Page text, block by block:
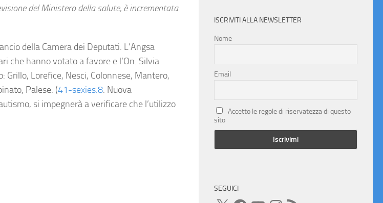
del Ministero della salute, è incrementata
della Camera dei Deputati. L’Angsa
che hanno votato a favore e l’On. Silvia
Lorefice, Nesci, Colonnese, Mantero,
Palese. (41-sexies.8. Nuova
si impegnerà a verificare che l’utilizzo
ISCRIVITI ALLA NEWSLETTER
Nome
Email
Accetto le regole di riservatezza di questo
sito
SEGUICI